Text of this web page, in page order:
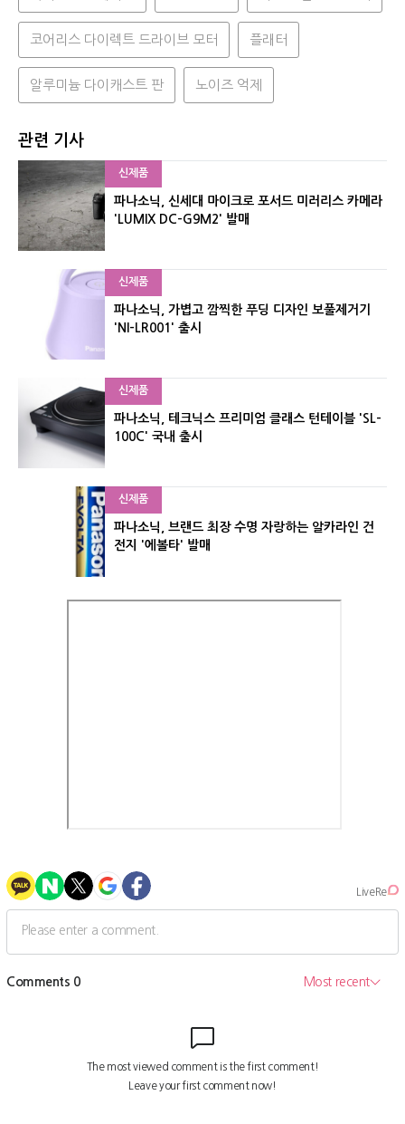
코어리스 다이렉트 드라이브 모터 플래터
알루미늄 다이캐스트 판 노이즈 억제
관련 기사
신제품
파나소닉, 신세대 마이크로 포서드 미러리스 카메라
'LUMIX DC-G9M2' 발매
신제품
파나소닉, 가볍고 깜찍한 푸딩 디자인 보풀제거기
'NI-LR001' 출시
신제품
파나소닉, 테크닉스 프리미엄 클래스 턴테이블 'SL-
100C' 국내 출시
신제품
파나소닉, 브랜드 최장 수명 자랑하는 알카라인 건
전지 '에볼타' 발매